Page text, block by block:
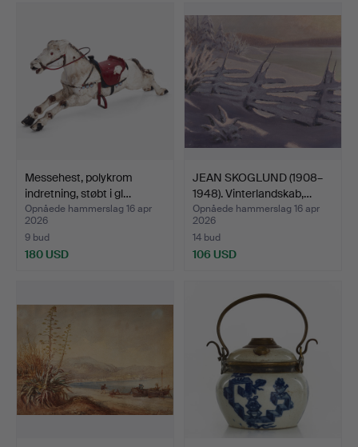
Messehest, polykrom
indretning, støbt i gl…
Opnåede hammerslag 16 apr
2026
9 bud
180 USD
JEAN SKOGLUND (1908–
1948). Vinterlandskab,…
Opnåede hammerslag 16 apr
2026
14 bud
106 USD